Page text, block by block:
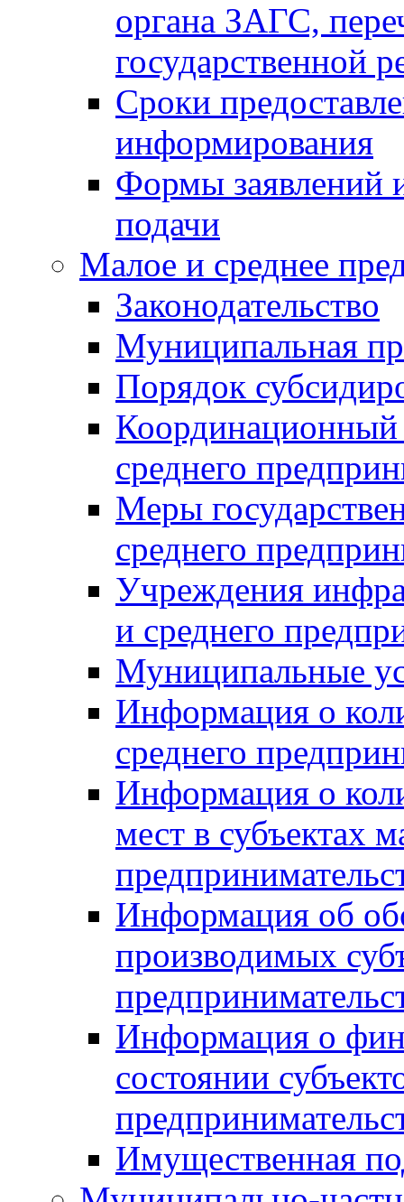
органа ЗАГС,
государственной
Сроки
информирования
Формы заявлений
подачи
Малое и среднее
Законодательство
Муниципальная
Порядок
Координационный
среднего
Меры
среднего
Учреждения
и среднего
Муниципальные
Информация о
среднего
Информация о
мест в субъектах
Информация об
производимых
Информация о
состоянии
Имущественная